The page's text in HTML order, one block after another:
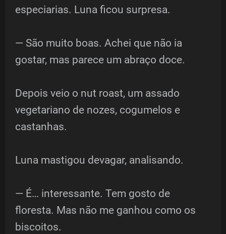
especiarias. Luna ficou surpresa.
— São muito boas. Achei que não ia
gostar, mas parece um abraço doce.
Depois veio o nut roast, um assado
vegetariano de nozes, cogumelos e
castanhas.
Luna mastigou devagar, analisando.
— É… interessante. Tem gosto de
floresta. Mas não me ganhou como os
biscoitos.